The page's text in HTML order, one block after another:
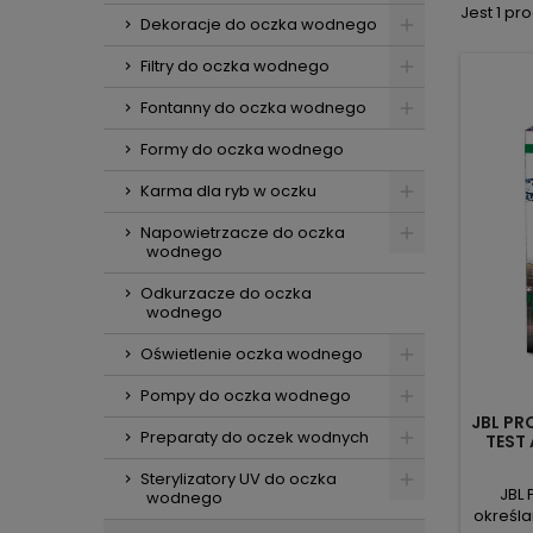
Dekoracje do oczka wodnego
Filtry do oczka wodnego
Fontanny do oczka wodnego
Formy do oczka wodnego
Karma dla ryb w oczku
Napowietrzacze do oczka
wodnego
Odkurzacze do oczka
wodnego
Oświetlenie oczka wodnego
Pompy do oczka wodnego
Preparaty do oczek wodnych
Sterylizatory UV do oczka
wodnego
Jest 1
JBL
TEST
JBL